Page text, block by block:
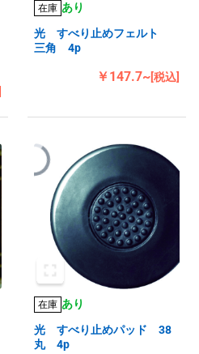
在庫 あり
光 すべり止めフェルト
三角 4p
￥147.7~[税込]
在庫 あり
光 すべり止めパッド 38
丸 4p